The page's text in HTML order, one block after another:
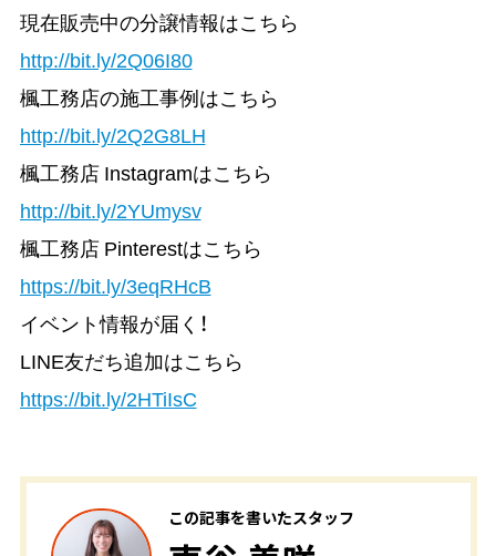
現在販売中の分譲情報はこちら
http://bit.ly/2Q06I80
楓工務店の施工事例はこちら
http://bit.ly/2Q2G8LH
楓工務店 Instagramはこちら
http://bit.ly/2YUmysv
楓工務店 Pinterestはこちら
https://bit.ly/3eqRHcB
イベント情報が届く！
LINE友だち追加はこちら
https://bit.ly/2HTiIsC
この記事を書いたスタッフ